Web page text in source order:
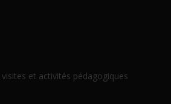
et activités pédagogiques